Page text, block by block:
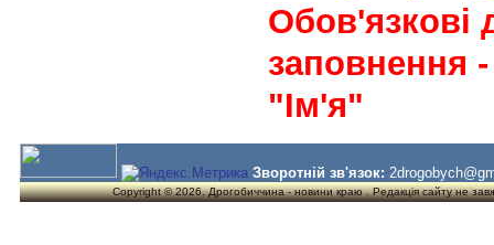
Обов'язкові
заповнення
"Ім'я"
Зворотній зв'язок:
Copyright © 2026. Дрогобиччина - новини краю . Редакція сайту не